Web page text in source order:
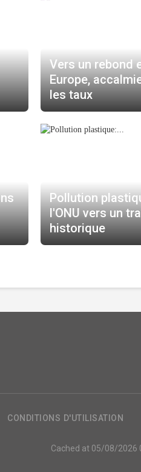
Vers un rebond
Europe,
les taux
Pollution
l'ONU vers un
historique
CONDITIONS D'UTILISATION
Cached at 05/08/2026